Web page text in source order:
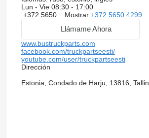
Lun - Vie 08:30 - 17:00
+372 5650... Mostrar +372 5650 4299
Llámame Ahora
www.bustruckparts.com
facebook.com/truckpartseesti/
youtube.com/user/truckpartseesti
Dirección
Estonia, Condado de Harju, 13816,